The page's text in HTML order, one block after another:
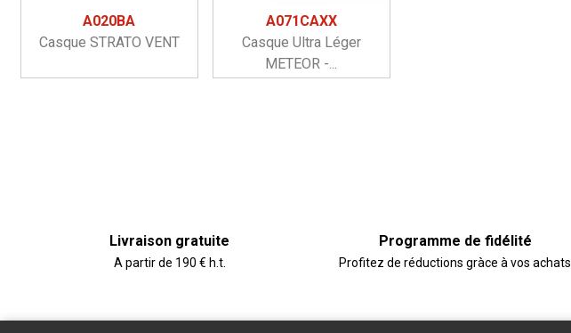
A020BA
Casque STRATO VENT
A071CAXX
Casque Ultra Léger
METEOR -...
Livraison gratuite
A partir de 190 € h.t.
Programme de fidélité
Profitez de réductions gràce à vos achats